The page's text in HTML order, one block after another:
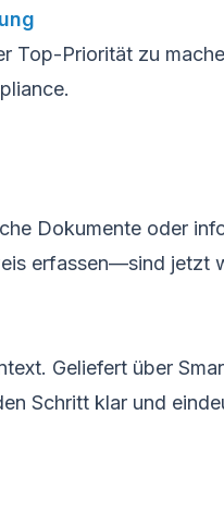
Top-Priorität zu
Dokumente oder
erfassen—sind jetzt
Geliefert über
Schritt klar und